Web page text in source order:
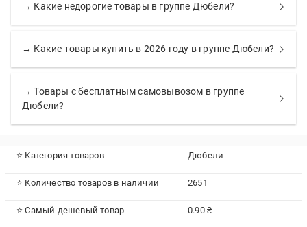
→ Какие недорогие товары в группе Дюбели?
→ Какие товары купить в 2026 году в группе Дюбели?
→ Товары с бесплатным самовывозом в группе
Дюбели?
⭐ Категория товаров Дюбели
⭐ Количество товаров в наличии 2651
⭐ Самый дешевый товар 0.90 ₴